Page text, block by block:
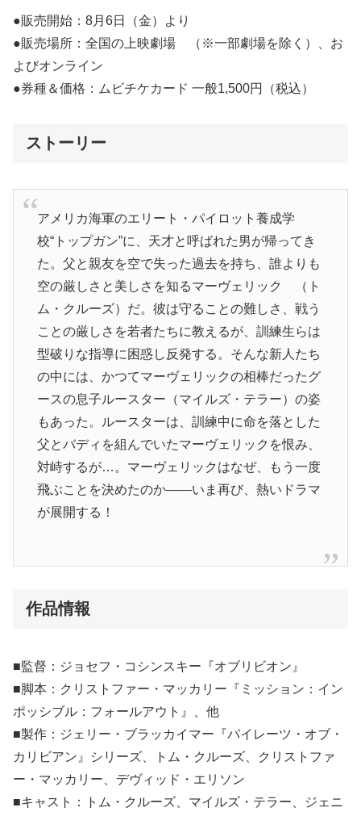
●販売開始：8月6日（金）より
●販売場所：全国の上映劇場 （※一部劇場を除く）、お
よびオンライン
●券種＆価格：ムビチケカード 一般1,500円（税込）
ストーリー
アメリカ海軍のエリート・パイロット養成学
校“トップガン”に、天才と呼ばれた男が帰ってき
た。父と親友を空で失った過去を持ち、誰よりも
空の厳しさと美しさを知るマーヴェリック （ト
ム・クルーズ）だ。彼は守ることの難しさ、戦う
ことの厳しさを若者たちに教えるが、訓練生らは
型破りな指導に困惑し反発する。そんな新人たち
の中には、かつてマーヴェリックの相棒だったグ
ースの息子ルースター（マイルズ・テラー）の姿
もあった。ルースターは、訓練中に命を落とした
父とバディを組んでいたマーヴェリックを恨み、
対峙するが…。マーヴェリックはなぜ、もう一度
飛ぶことを決めたのか――いま再び、熱いドラマ
が展開する！
作品情報
■監督：ジョセフ・コシンスキー『オブリビオン』
■脚本：クリストファー・マッカリー『ミッション：イン
ポッシブル：フォールアウト』、他
■製作：ジェリー・ブラッカイマー『パイレーツ・オブ・
カリビアン』シリーズ、トム・クルーズ、クリストファ
ー・マッカリー、デヴィッド・エリソン
■キャスト：トム・クルーズ、マイルズ・テラー、ジェニ